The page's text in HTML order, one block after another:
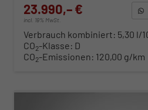
23.990,– €
incl. 19% MwSt.
Verbrauch kombiniert: 5,30 l/
CO2-Klasse: D
CO2-Emissionen: 120,00 g/km